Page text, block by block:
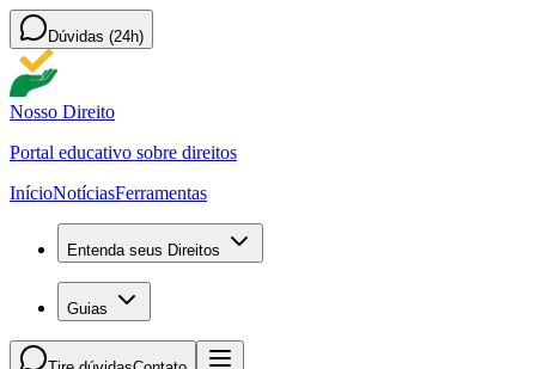
Dúvidas (24h)
Nosso Direito
Portal educativo sobre direitos
InícioNotíciasFerramentas
Entenda seus Direitos
Guias